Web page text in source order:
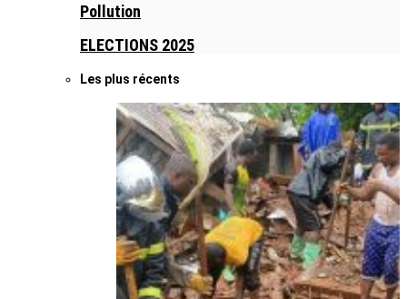
Pollution
ELECTIONS 2025
Les plus récents